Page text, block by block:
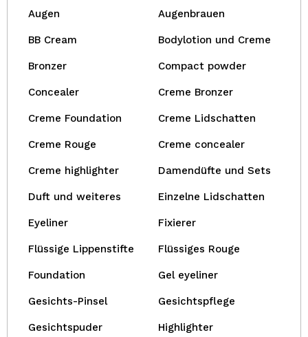
Augen Augenbrauen
BB Cream Bodylotion und Creme
Bronzer Compact powder
Concealer Creme Bronzer
Creme Foundation Creme Lidschatten
Creme Rouge Creme concealer
Creme highlighter Damendüfte und Sets
Duft und weiteres Einzelne Lidschatten
Eyeliner Fixierer
Flüssige Lippenstifte Flüssiges Rouge
Foundation Gel eyeliner
Gesichts-Pinsel Gesichtspflege
Gesichtspuder Highlighter